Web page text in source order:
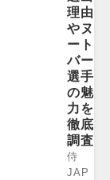
え、
国際
的な
スポ
ーツ
イベ
ント
とし
ても
大き
な存
理由
やヌ
ート
バー
選手
の魅
力を
徹底
調査
侍
JAP